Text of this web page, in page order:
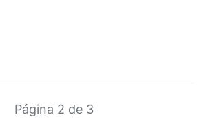
Página 2 de 3